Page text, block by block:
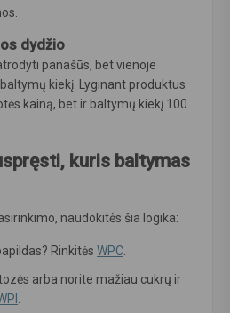
dydžio
panašūs, bet vienoje
kiekį. Lyginant produktus
kainą, bet ir baltymų kiekį 100
kuris baltymas
naudokitės šia logika:
Rinkitės WPC
arba norite mažiau cukrų ir